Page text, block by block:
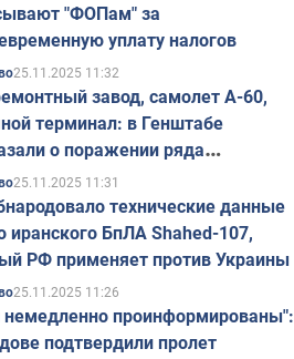
"ФОПам" за
уплату налогов
25.11.2025 11:32
завод, самолет А-60,
терминал: в Генштабе
о поражении ряда
объектов России
25.11.2025 11:31
технические данные
иранского БпЛА Shahed-107,
РФ применяет против Украины
25.11.2025 11:26
проинформированы":
подтвердили пролет